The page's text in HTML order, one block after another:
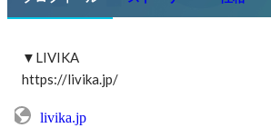
▼LIVIKA
https://livika.jp/
livika.jp